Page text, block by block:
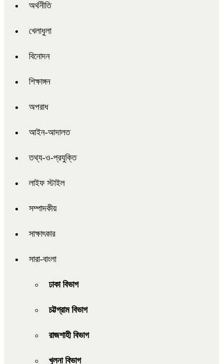
অর্থনীতি
খেলাধুলা
বিনোদন
শিক্ষাঙ্গন
অপরাধ
আইন-আদালত
তথ্য-ও-প্রযুক্তি
লাইফ স্টাইল
সম্পাদকীয়
সাক্ষাৎকার
সারা-বাংলা
ঢাকা বিভাগ
চট্টগ্রাম বিভাগ
রাজশাহী বিভাগ
খুলনা বিভাগ